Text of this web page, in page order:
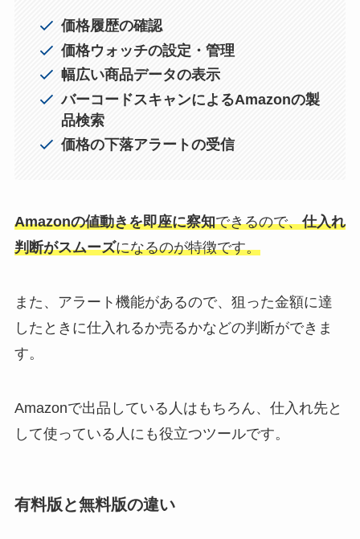
価格履歴の確認
価格ウォッチの設定・管理
幅広い商品データの表示
バーコードスキャンによるAmazonの製
品検索
価格の下落アラートの受信
Amazonの値動きを即座に察知できるので、仕入れ
判断がスムーズになるのが特徴です。
また、アラート機能があるので、狙った金額に達
したときに仕入れるか売るかなどの判断ができま
す。
Amazonで出品している人はもちろん、仕入れ先と
して使っている人にも役立つツールです。
有料版と無料版の違い